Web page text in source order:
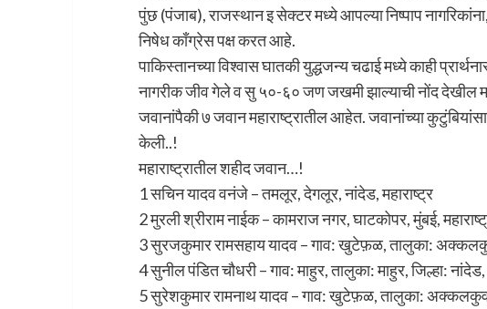
पुंछ (पंजाब), राजस्थान इ सेक्टर मध्ये आपल्या निष्पाप
निषेध काँग्रेस पक्ष करत आहे.
पाकिस्तानच्या विश्वास घातकी युद्धजन्य चढाई मध्ये काही
नागरीक जीव गेले व सु ५०-६० जण जखमी झाल्याची नोंद देखील
जवानांपैकी ७ जवान महाराष्ट्रातील आहेत. जवानांच्या
केली..!
महाराष्ट्रातील शहीद जवान…!
1 सचिन यादव वनंजे – तमलूर, देगलूर, नांदेड, महाराष्ट्र
2 मुरली श्रीराम नाईक – कामराज नगर, घाटकोपर, मुंबई,
3 सुरजकुमार रामसहाय यादव – गाव: खुटेफ़ळ, तालुका:
4 सुनील पंडित चौधरी – गाव: माहुर, तालुका: माहुर, जिल्हा: नांदेड,
5 सुरेशकुमार रामनाथ यादव – गाव: खुटेफ़ळ, तालुका: अक्कलकुवा,